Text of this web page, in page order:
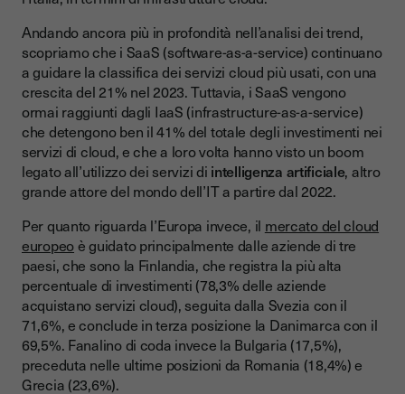
Andando ancora più in profondità nell’analisi dei trend,
scopriamo che i SaaS (software-as-a-service) continuano
a guidare la classifica dei servizi cloud più usati, con una
crescita del 21% nel 2023. Tuttavia, i SaaS vengono
ormai raggiunti dagli IaaS (infrastructure-as-a-service)
che detengono ben il 41% del totale degli investimenti nei
servizi di cloud, e che a loro volta hanno visto un boom
legato all’utilizzo dei servizi di intelligenza artificiale, altro
grande attore del mondo dell’IT a partire dal 2022.
Per quanto riguarda l’Europa invece, il mercato del cloud
europeoè guidato principalmente dalle aziende di tre
paesi, che sono la Finlandia, che registra la più alta
percentuale di investimenti (78,3% delle aziende
acquistano servizi cloud), seguita dalla Svezia con il
71,6%, e conclude in terza posizione la Danimarca con il
69,5%. Fanalino di coda invece la Bulgaria (17,5%),
preceduta nelle ultime posizioni da Romania (18,4%) e
Grecia (23,6%).